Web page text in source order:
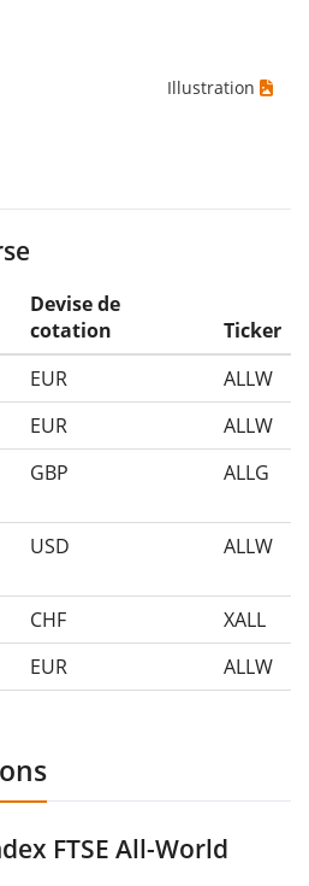
Illustration
Devise de
cotation
Ticker
EUR
ALLW
EUR
ALLW
GBP ALLG
USD ALLW
CHF
XALL
EUR ALLW
FTSE All-World